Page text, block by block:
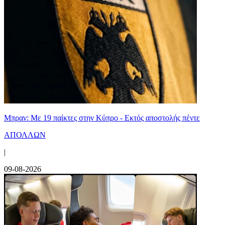
Μπραν: Με 19 παίκτες στην Κύπρο - Εκτός αποστολής πέντε
ΑΠΟΛΛΩΝ
|
09-08-2026